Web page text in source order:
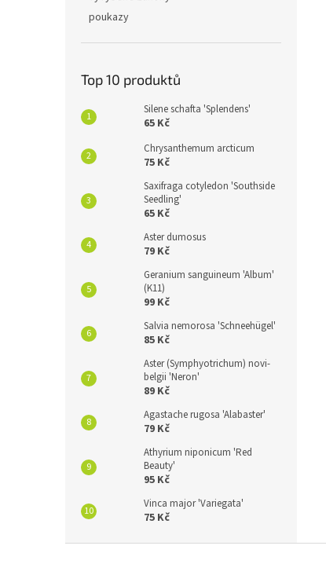
poukazy
Top 10 produktů
Silene schafta 'Splendens'
65 Kč
Chrysanthemum arcticum
75 Kč
Saxifraga cotyledon 'Southside
Seedling'
65 Kč
Aster dumosus
79 Kč
Geranium sanguineum 'Album'
(K11)
99 Kč
Salvia nemorosa 'Schneehügel'
85 Kč
Aster (Symphyotrichum) novi-
belgii 'Neron'
89 Kč
Agastache rugosa 'Alabaster'
79 Kč
Athyrium niponicum 'Red
Beauty'
95 Kč
Vinca major 'Variegata'
75 Kč